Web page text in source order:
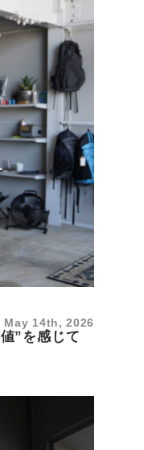
May 14th, 2026
”を感じて